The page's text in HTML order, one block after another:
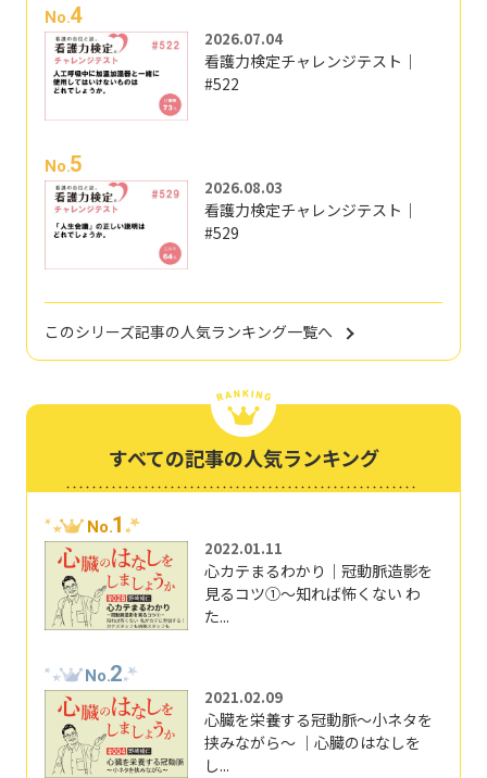
No.4
2026.07.04
看護力検定チャレンジテスト｜
#522
No.5
2026.08.03
看護力検定チャレンジテスト｜
#529
このシリーズ記事の人気ランキング一覧へ
すべての記事の人気ランキング
No.1
2022.01.11
心カテまるわかり｜冠動脈造影を
見るコツ①～知れば怖くない わ
た...
No.2
2021.02.09
心臓を栄養する冠動脈～小ネタを
挟みながら～ ｜心臓のはなしを
し...